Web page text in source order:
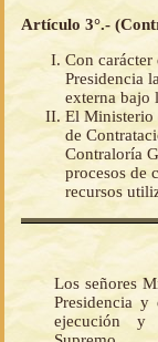
Artículo 3°.-
Con
Presidencia
externa bajo
El Ministerio
de
Contraloría
procesos de
recursos
Los señores
Presidencia y
ejecución y